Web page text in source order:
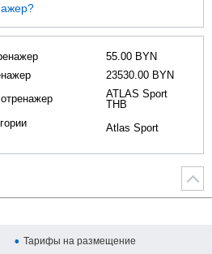
55.00 BYN
23530.00 BYN
ATLAS Sport
THB
Atlas Sport
Тарифы на размещение